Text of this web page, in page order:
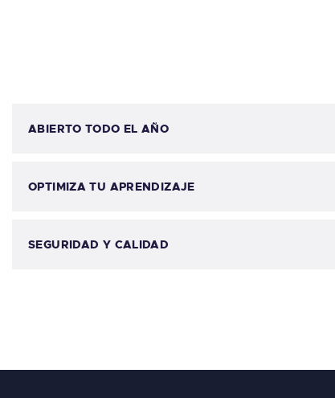
ABIERTO TODO EL AÑO
OPTIMIZA TU APRENDIZAJE
SEGURIDAD Y CALIDAD